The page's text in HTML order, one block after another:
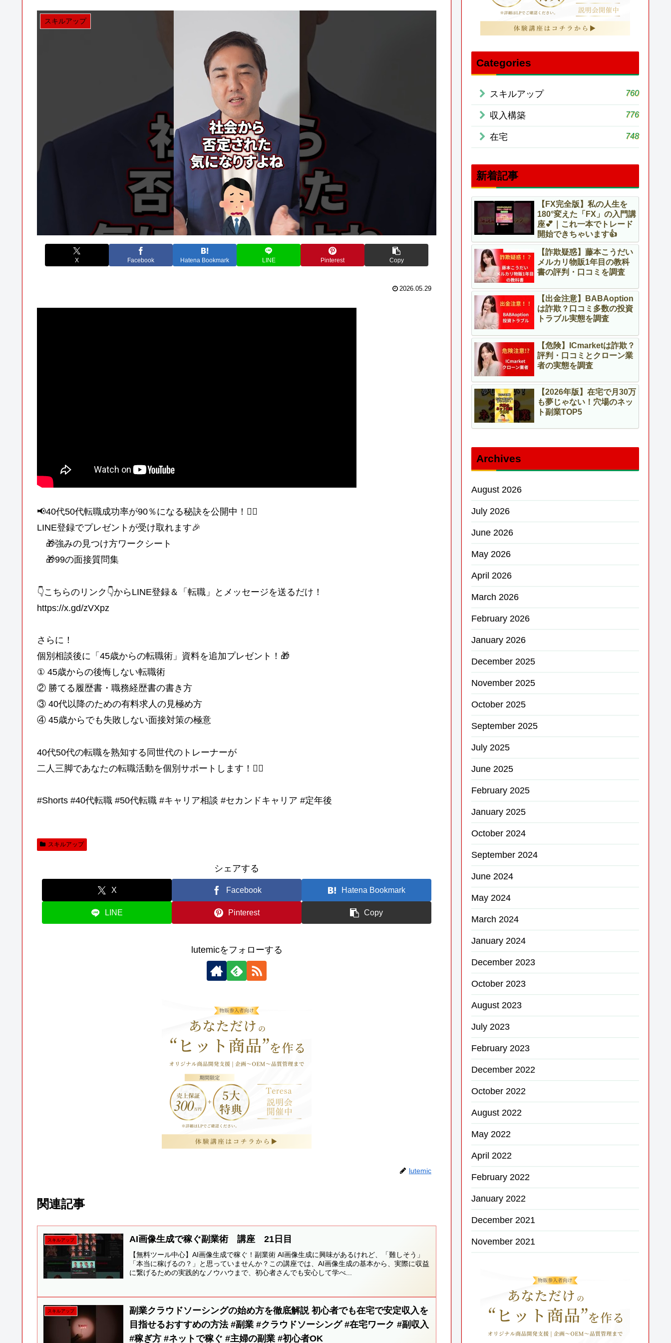
スキルアップ
X Facebook Hatena Bookmark LINE Pinterest Copy
2026.05.29
📢40代50代転職成功率が90％になる秘訣を公開中！🙋‍♂️
LINE登録でプレゼントが受け取れます🎉
🎁強みの見つけ方ワークシート
🎁99の面接質問集
👇こちらのリンク👇からLINE登録＆「転職」とメッセージを送るだけ！
https://x.gd/zVXpz
さらに！
個別相談後に「45歳からの転職術」資料を追加プレゼント！🎁
① 45歳からの後悔しない転職術
② 勝てる履歴書・職務経歴書の書き方
③ 40代以降のための有料求人の見極め方
④ 45歳からでも失敗しない面接対策の極意
40代50代の転職を熟知する同世代のトレーナーが
二人三脚であなたの転職活動を個別サポートします！🙋‍♂️
#Shorts #40代転職 #50代転職 #キャリア相談 #セカンドキャリア #定年後
スキルアップ
シェアする
X Facebook Hatena Bookmark
LINE Pinterest Copy
lutemicをフォローする
lutemic
関連記事
スキルアップ AI画像生成で稼ぐ副業術 講座 21日目
【無料ツール中心】AI画像生成で稼ぐ！副業術 AI画像生成に興味があるけれど、「難しそう」
「本当に稼げるの？」と思っていませんか？この講座では、AI画像生成の基本から、実際に収益
に繋げるための実践的なノウハウまで、初心者さんでも安心して学べ...
スキルアップ
副業クラウドソーシングの始め方を徹底解説 初心者でも在宅で安定収入を
目指せるおすすめの方法 #副業 #クラウドソーシング #在宅ワーク #副収入
#稼ぎ方 #ネットで稼ぐ #主婦の副業 #初心者OK
Categories
スキルアップ 760
収入構築 776
在宅 748
新着記事
【FX完全版】私の人生を
180°変えた「FX」の入門講
座💕｜これ一本でトレード
開始できちゃいます👍
【詐欺疑惑】藤本こうだい
メルカリ物販1年目の教科
書の評判・口コミを調査
【出金注意】BABAoption
は詐欺？口コミ多数の投資
トラブル実態を調査
【危険】ICmarketは詐欺？
評判・口コミとクローン業
者の実態を調査
【2026年版】在宅で月30万
も夢じゃない！穴場のネッ
ト副業TOP5
Archives
August 2026
July 2026
June 2026
May 2026
April 2026
March 2026
February 2026
January 2026
December 2025
November 2025
October 2025
September 2025
July 2025
June 2025
February 2025
January 2025
October 2024
September 2024
June 2024
May 2024
March 2024
January 2024
December 2023
October 2023
August 2023
July 2023
February 2023
December 2022
October 2022
August 2022
May 2022
April 2022
February 2022
January 2022
December 2021
November 2021